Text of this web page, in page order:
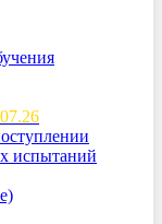
испытаний